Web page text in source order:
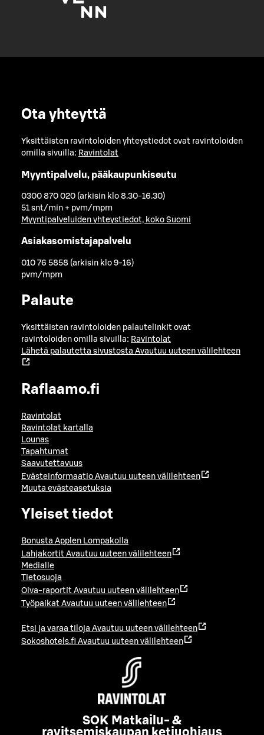
Ota yhteyttä
Yksittäisten ravintoloiden yhteystiedot ovat ravintoloiden
omilla sivuilla: Ravintolat
Myyntipalvelu, pääkaupunkiseutu
0300 870 020 (arkisin klo 8.30-16.30)
51 snt/min + pvm/mpm
Myyntipalveluiden yhteystiedot, koko Suomi
Asiakasomistajapalvelu
010 76 5858 (arkisin klo 9-16)
pvm/mpm
Palaute
Yksittäisten ravintoloiden palautelinkit ovat
ravintoloiden omilla sivuilla: Ravintolat
Lähetä palautetta sivustosta Avautuu uuteen välilehteen
Raflaamo.fi
Ravintolat
Ravintolat kartalla
Lounas
Tapahtumat
Saavutettavuus
Evästeinformaatio Avautuu uuteen välilehteen
Muuta evästeasetuksia
Yleiset tiedot
Bonusta Applen Lompakolla
Lahjakortit Avautuu uuteen välilehteen
Medialle
Tietosuoja
Oiva-raportit Avautuu uuteen välilehteen
Työpaikat Avautuu uuteen välilehteen
Etsi ja varaa tiloja Avautuu uuteen välilehteen
Sokoshotels.fi Avautuu uuteen välilehteen
SOK Matkailu- &
ravitsemiskaupan ketjuohjaus